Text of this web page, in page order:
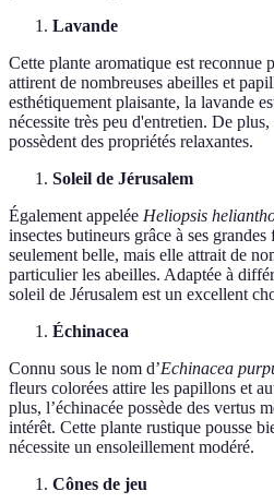
Lavande
Cette plante aromatique est reconnue
attirent de nombreuses abeilles et
esthétiquement plaisante, la lavande
nécessite très peu d'entretien. De plus,
possèdent des propriétés relaxantes.
Soleil de Jérusalem
Également appelée Heliopsis
insectes butineurs grâce à ses
seulement belle, mais elle attrait de
particulier les abeilles. Adaptée à
soleil de Jérusalem est un excellent
Échinacea
Connu sous le nom d’Echinacea
fleurs colorées attire les papillons et
plus, l’échinacée possède des vertus
intérêt. Cette plante rustique pousse
nécessite un ensoleillement modéré.
Cônes de jeu